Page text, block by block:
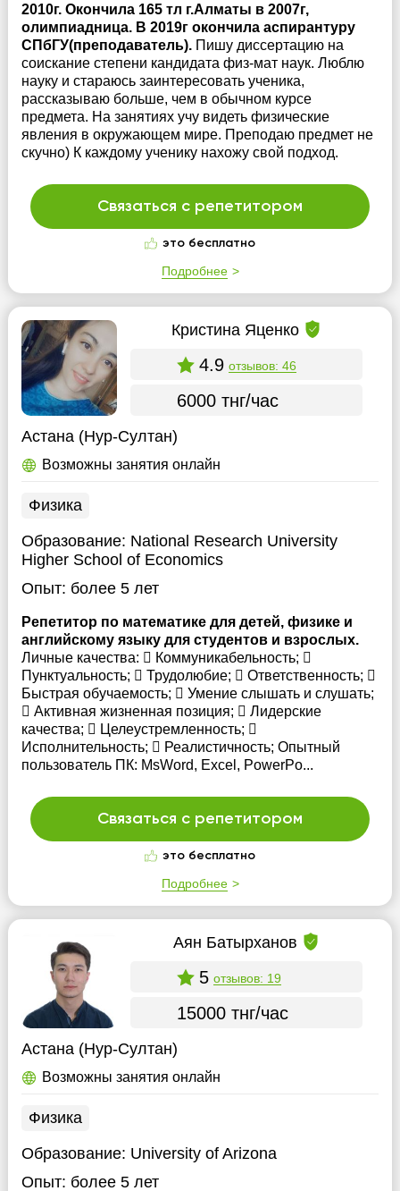
2010г. Окончила 165 тл г.Алматы в 2007г,
олимпиадница. В 2019г окончила аспирантуру
СПбГУ(преподаватель). Пишу диссертацию на
соискание степени кандидата физ-мат наук. Люблю
науку и стараюсь заинтересовать ученика,
рассказываю больше, чем в обычном курсе
предмета. На занятиях учу видеть физические
явления в окружающем мире. Преподаю предмет не
скучно) К каждому ученику нахожу свой подход.
Связаться с репетитором
это бесплатно
Подробнее
Кристина Яценко
4.9 отзывов: 46
6000 тнг/час
Астана (Нур-Султан)
Возможны занятия онлайн
Физика
Образование: National Research University
Higher School of Economics
Опыт: более 5 лет
Репетитор по математике для детей, физике и
английскому языку для студентов и взрослых.
Личные качества:  Коммуникабельность; 
Пунктуальность;  Трудолюбие;  Ответственность; 
Быстрая обучаемость;  Умение слышать и слушать;
 Активная жизненная позиция;  Лидерские
качества;  Целеустремленность; 
Исполнительность;  Реалистичность; Опытный
пользователь ПК: MsWord, Excel, PowerPo...
Связаться с репетитором
это бесплатно
Подробнее
Аян Батырханов
5 отзывов: 19
15000 тнг/час
Астана (Нур-Султан)
Возможны занятия онлайн
Физика
Образование: University of Arizona
Опыт: более 5 лет